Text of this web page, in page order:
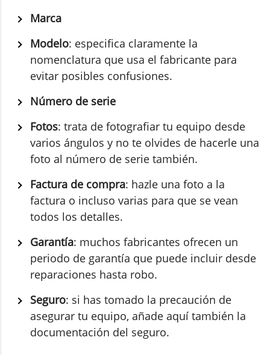
Marca
Modelo: especifica claramente la
nomenclatura que usa el fabricante para
evitar posibles confusiones.
Número de serie
Fotos: trata de fotografiar tu equipo desde
varios ángulos y no te olvides de hacerle una
foto al número de serie también.
Factura de compra: hazle una foto a la
factura o incluso varias para que se vean
todos los detalles.
Garantía: muchos fabricantes ofrecen un
periodo de garantía que puede incluir desde
reparaciones hasta robo.
Seguro: si has tomado la precaución de
asegurar tu equipo, añade aquí también la
documentación del seguro.